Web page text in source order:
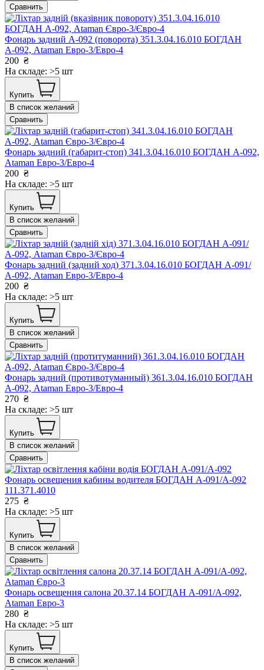
Сравнить
Фонарь задний А-092 (поворота) 351.3.04.16.010 БОГДАН
А-092, Ataman Евро-3/Евро-4
200 ₴
На складе: >5 шт
Купить
В список желаний
Сравнить
Фонарь задний (габарит-стоп) 341.3.04.16.010 БОГДАН А-092,
Ataman Евро-3/Евро-4
200 ₴
На складе: >5 шт
Купить
В список желаний
Сравнить
Фонарь задний (задний ход) 371.3.04.16.010 БОГДАН А-091/
А-092, Ataman Евро-3/Евро-4
200 ₴
На складе: >5 шт
Купить
В список желаний
Сравнить
Фонарь задний (противотуманный) 361.3.04.16.010 БОГДАН
А-092, Ataman Евро-3/Евро-4
270 ₴
На складе: >5 шт
Купить
В список желаний
Сравнить
Фонарь освещения кабины водителя БОГДАН А-091/А-092
111.371.4010
275 ₴
На складе: >5 шт
Купить
В список желаний
Сравнить
Фонарь освещения салона 20.37.14 БОГДАН А-091/А-092,
Ataman Евро-3
280 ₴
На складе: >5 шт
Купить
В список желаний